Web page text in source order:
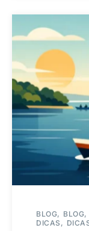
BLOG BLOG
DICAS